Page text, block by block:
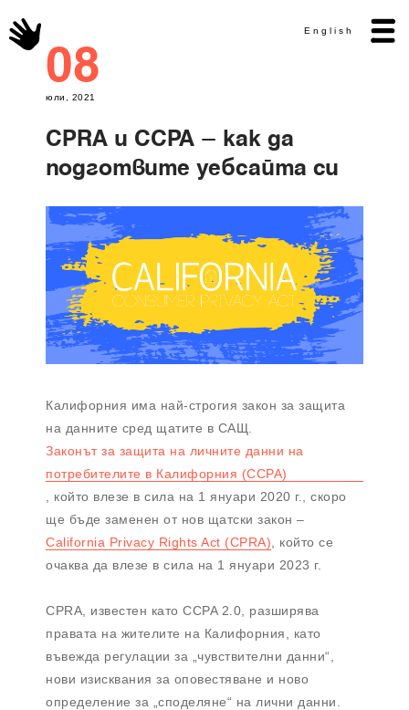
English
08
юли, 2021
CPRA и CCPA – как да
подготвите уебсайта си
Калифорния има най-строгия закон за защита
на данните сред щатите в САЩ.
Законът за защита на личните данни на
потребителите в Калифорния (CCPA)
, който влезе в сила на 1 януари 2020 г., скоро
ще бъде заменен от нов щатски закон –
California Privacy Rights Act (CPRA) , който се
очаква да влезе в сила на 1 януари 2023 г.
CPRA, известен като CCPA 2.0, разширява
правата на жителите на Калифорния, като
въвежда регулации за „чувствителни данни“,
нови изисквания за оповестяване и ново
определение за „споделяне“ на лични данни.